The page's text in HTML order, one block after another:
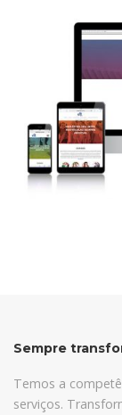
Sempre
Temos a
serviços.